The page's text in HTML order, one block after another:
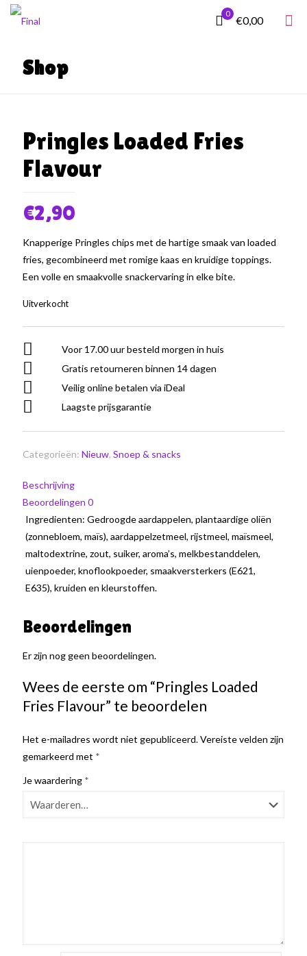
0
€0,00
Shop
Pringles Loaded Fries
Flavour
€2,90
Knapperige Pringles chips met de hartige smaak van loaded
fries, gecombineerd met romige kaas en kruidige toppings.
Een volle en smaakvolle snackervaring in elke bite.
Uitverkocht
Voor 17.00 uur besteld morgen in huis
Gratis retourneren binnen 14 dagen
Veilig online betalen via iDeal
Laagste prijsgarantie
Categorieën: Nieuw, Snoep & snacks
Beschrijving
Beoordelingen 0
Ingredienten: Gedroogde aardappelen, plantaardige oliën
(zonnebloem, maïs), aardappelzetmeel, rijstmeel, maïsmeel,
maltodextrine, zout, suiker, aroma’s, melkbestanddelen,
uienpoeder, knoflookpoeder, smaakversterkers (E621,
E635), kruiden en kleurstoffen.
Beoordelingen
Er zijn nog geen beoordelingen.
Wees de eerste om “Pringles Loaded
Fries Flavour” te beoordelen
Het e-mailadres wordt niet gepubliceerd.Vereiste velden zijn
gemarkeerd met *
Je waardering *